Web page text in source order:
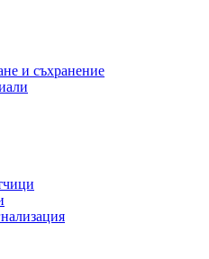
и съхранение